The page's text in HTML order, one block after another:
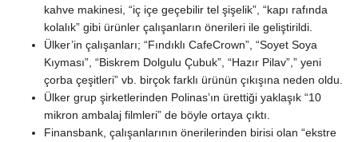
kahve makinesi, “iç içe geçebilir tel şişelik”, “kapı rafında
kolalık” gibi ürünler çalışanların önerileri ile geliştirildi.
Ülker’in çalışanları; “Fındıklı CafeCrown”, “Soyet Soya
Kıyması”, “Biskrem Dolgulu Çubuk”, “Hazır Pilav”,” yeni
çorba çeşitleri” vb. birçok farklı ürünün çıkışına neden oldu.
Ülker grup şirketlerinden Polinas’ın ürettiği yaklaşık “10
mikron ambalaj filmleri” de böyle ortaya çıktı.
Finansbank, çalışanlarının önerilerinden birisi olan “ekstre